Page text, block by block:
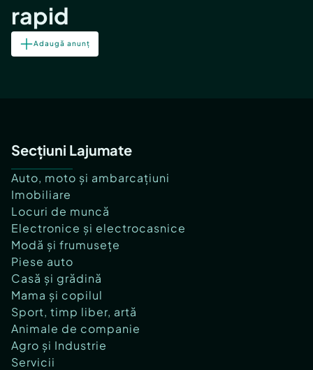
rapid
Adaugă anunț
Secțiuni Lajumate
Auto, moto și ambarcațiuni
Imobiliare
Locuri de muncă
Electronice și electrocasnice
Modă și frumusețe
Piese auto
Casă și grădină
Mama și copilul
Sport, timp liber, artă
Animale de companie
Agro și Industrie
Servicii